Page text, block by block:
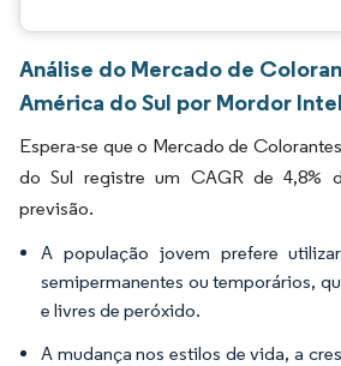
Análise do Mercado de
América do Sul por Mordor
Espera-se que o Mercado de
do Sul registre um CAGR de 4,8%
previsão.
A população jovem prefere
semipermanentes ou temporários,
e livres de peróxido.
A mudança nos estilos de vida, a